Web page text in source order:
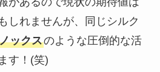
しれませんが、同じシルク
ックスのような圧倒的な活
す！(笑)